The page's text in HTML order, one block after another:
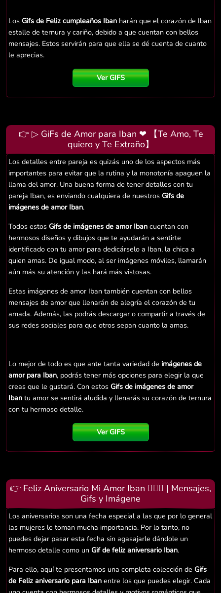
Los Gifs de Feliz cumpleaños Iban harán que el corazón de Iban
estalle de ternura y cariño, debido a que cuentan con bellos
mensajes. Estos servirán para que ella se dé cuenta de cuanto
le aprecias.
Ver GIFS
👉 ▷ GiFs de Amor para Iban ❤ 【Te Amo, Te
quiero y Te Extraño】
Los detalles entre pareja es quizás uno de los aspectos más
importantes para evitar que la rutina y la monotonía apaguen la
llama del amor. Una buena forma de tener detalles con tu
pareja Iban, es enviando cualquiera de nuestros Gifs de
imágenes de amor Iban.
Todos estos Gifs de imágenes de amor Iban cuentan con
hermosos diseños y dibujos que te ayudarán a sentirte
identificado con tu amor para dedicárselo a Iban, la chica a
quien amas. De igual modo, al ser imágenes móviles, llamarán
aún más su atención y las hará más vistosas.
Estas imágenes de amor Iban también cuentan con bellos
mensajes de amor que llenarán de alegría el corazón de tu
amada. Además, las podrás descargar o compartir a través de
sus redes sociales para que otros sepan cuanto la amas.
Lo mejor de todo es que ante tanta variedad de imágenes de
amor para Iban, podrás tener más opciones para elegir la que
creas que le gustará. Con estos Gifs de imágenes de amor
Iban tu amor se sentirá aludida y llenarás su corazón de ternura
con tu hermoso detalle.
Ver GIFS
👉 Feliz Aniversario Mi Amor Iban 👨‍❤️‍👨 | Mensajes,
Gifs y Imágene
Los aniversarios son una fecha especial a las que por lo general
las mujeres le toman mucha importancia. Por lo tanto, no
puedes dejar pasar esta fecha sin agasajarle dándole un
hermoso detalle como un Gif de feliz aniversario Iban.
Para ello, aquí te presentamos una completa colección de Gifs
de Feliz aniversario para Iban entre los que puedes elegir. Cada